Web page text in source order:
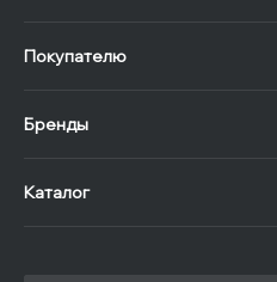
Покупателю
Бренды
Каталог